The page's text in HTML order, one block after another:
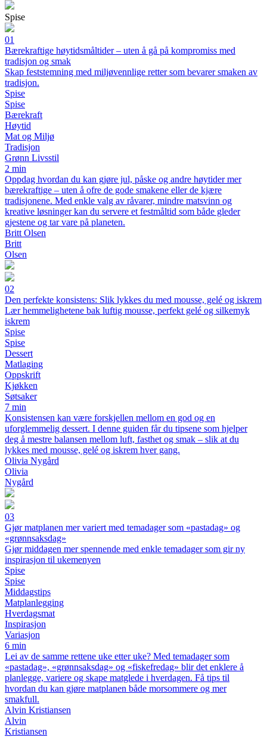
Spise
01
Bærekraftige høytidsmåltider – uten å gå på kompromiss med
tradisjon og smak
Skap feststemning med miljøvennlige retter som bevarer smaken av
tradisjon.
Spise
Spise
Bærekraft
Høytid
Mat og Miljø
Tradisjon
Grønn Livsstil
2 min
Oppdag hvordan du kan gjøre jul, påske og andre høytider mer
bærekraftige – uten å ofre de gode smakene eller de kjære
tradisjonene. Med enkle valg av råvarer, mindre matsvinn og
kreative løsninger kan du servere et festmåltid som både gleder
gjestene og tar vare på planeten.
Britt Olsen
Britt
Olsen
02
Den perfekte konsistens: Slik lykkes du med mousse, gelé og iskrem
Lær hemmelighetene bak luftig mousse, perfekt gelé og silkemyk
iskrem
Spise
Spise
Dessert
Matlaging
Oppskrift
Kjøkken
Søtsaker
7 min
Konsistensen kan være forskjellen mellom en god og en
uforglemmelig dessert. I denne guiden får du tipsene som hjelper
deg å mestre balansen mellom luft, fasthet og smak – slik at du
lykkes med mousse, gelé og iskrem hver gang.
Olivia Nygård
Olivia
Nygård
03
Gjør matplanen mer variert med temadager som «pastadag» og
«grønnsaksdag»
Gjør middagen mer spennende med enkle temadager som gir ny
inspirasjon til ukemenyen
Spise
Spise
Middagstips
Matplanlegging
Hverdagsmat
Inspirasjon
Variasjon
6 min
Lei av de samme rettene uke etter uke? Med temadager som
«pastadag», «grønnsaksdag» og «fiskefredag» blir det enklere å
planlegge, variere og skape matglede i hverdagen. Få tips til
hvordan du kan gjøre matplanen både morsommere og mer
smakfull.
Alvin Kristiansen
Alvin
Kristiansen